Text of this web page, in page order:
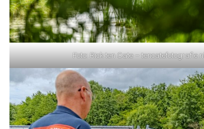
Foto: Rick ten Cate – tencatefotografie.nl